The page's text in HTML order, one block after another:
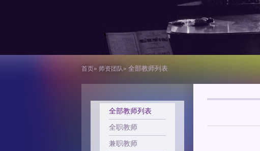
首页» 师资团队» 全部教师列表
全部教师列表
全职教师
兼职教师